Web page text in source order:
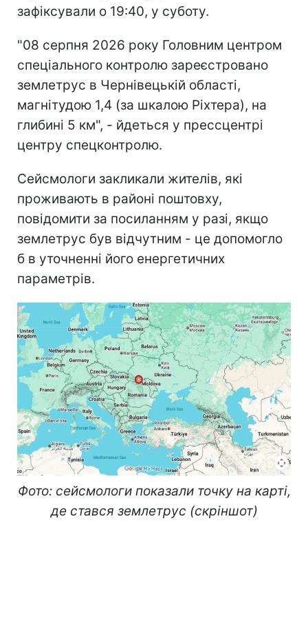
зафіксували о 19:40, у суботу.
"08 серпня 2026 року Головним центром
спеціального контролю зареєстровано
землетрус в Чернівецькій області,
магнітудою 1,4 (за шкалою Ріхтера), на
глибині 5 км", - йдеться у прессцентрі
центру спецконтролю.
Сейсмологи закликали жителів, які
проживають в районі поштовху,
повідомити за посиланням у разі, якщо
землетрус був відчутним - це допомогло
б в уточненні його енергетичних
параметрів.
Фото: сейсмологи показали точку на карті,
де стався землетрус (скріншот)